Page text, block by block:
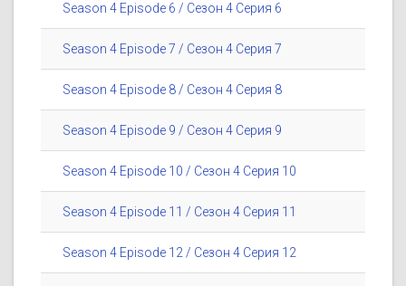
Season 4 Episode 6 / Сезон 4 Серия 6
Season 4 Episode 7 / Сезон 4 Серия 7
Season 4 Episode 8 / Сезон 4 Серия 8
Season 4 Episode 9 / Сезон 4 Серия 9
Season 4 Episode 10 / Сезон 4 Серия 10
Season 4 Episode 11 / Сезон 4 Серия 11
Season 4 Episode 12 / Сезон 4 Серия 12